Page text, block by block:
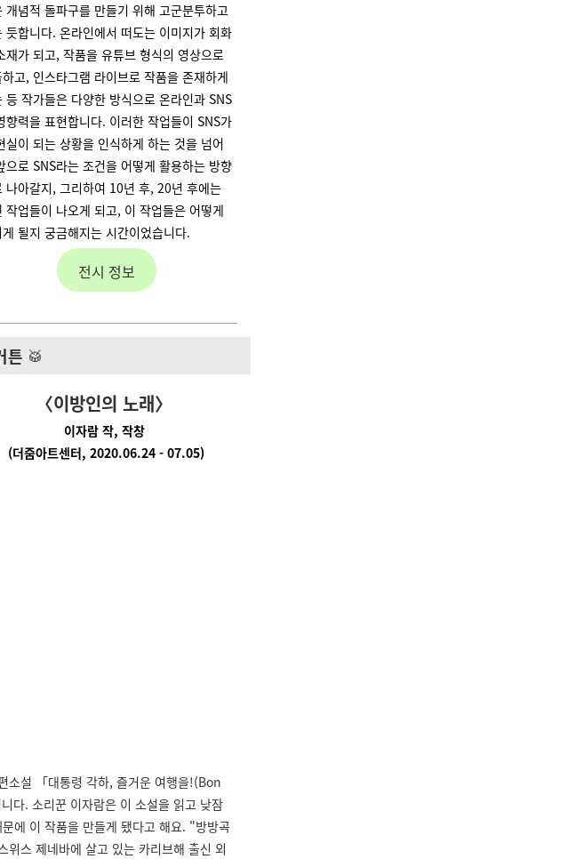
개념적 돌파구를 만들기 위해 고군분투하고
듯합니다. 온라인에서 떠도는 이미지가 회화
재가 되고, 작품을 유튜브 형식의 영상으로
하고, 인스타그램 라이브로 작품을 존재하게
등 작가들은 다양한 방식으로 온라인과 SNS
향력을 표현합니다. 이러한 작업들이 SNS가
실이 되는 상황을 인식하게 하는 것을 넘어
으로 SNS라는 조건을 어떻게 활용하는 방향
나아갈지, 그리하여 10년 후, 20년 후에는
작업들이 나오게 되고, 이 작업들은 어떻게
될지 궁금해지는 시간이었습니다.
전시 정보
튼 🥁
〈이방인의 노래〉
이자람 작, 작창
(더줌아트센터, 2020.06.24 - 07.05)
소설 「대통령 각하, 즐거운 여행을!(Bon
다. 소리꾼 이자람은 이 소설을 읽고 낮잠
에 이 작품을 만들게 됐다고 해요. "방방곡
스 제네바에 살고 있는 카리브해 출신 외